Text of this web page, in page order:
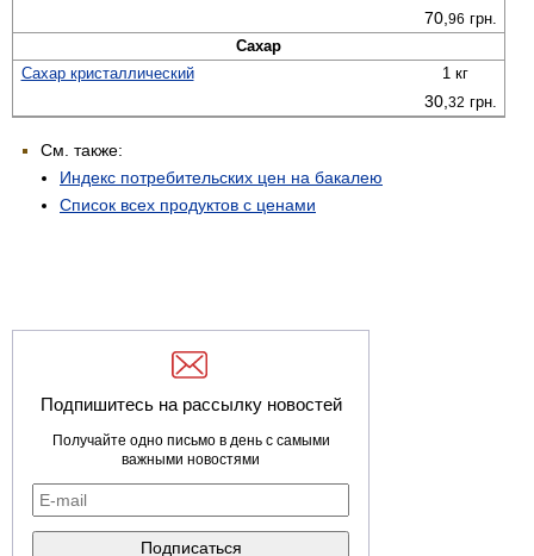
70, 96 грн.
Сахар
Сахар кристаллический
1 кг
30, 32 грн.
См. также:
Индекс потребительских цен на бакалею
Список всех продуктов с ценами
Подпишитесь на рассылку новостей
Получайте одно письмо в день с самыми
важными новостями